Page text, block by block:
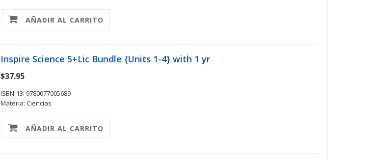
AÑADIR AL CARRITO
Inspire Science 5+Lic Bundle {Units 1-4} with 1 yr
$37.95
ISBN-13: 9780077005689
Materia: Ciencias
AÑADIR AL CARRITO